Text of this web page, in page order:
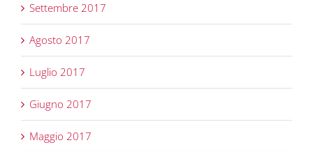
Settembre 2017
Agosto 2017
Luglio 2017
Giugno 2017
Maggio 2017